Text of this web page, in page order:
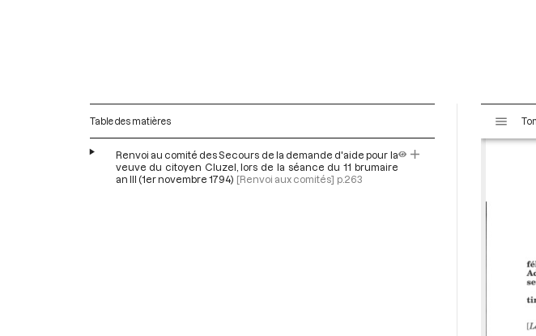
Table des matières
Renvoi au comité des Secours de la demande d'aide pour la
veuve du citoyen Cluzel, lors de la séance du 11 brumaire
an III (1er novembre 1794) [Renvoi aux comités] p.263
s